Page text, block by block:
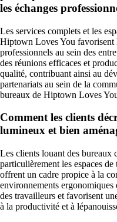
les échanges
Les services complets et les
Hiptown Loves You favorisent
professionnels au sein des
des réunions efficaces et
qualité, contribuant ainsi au
partenariats au sein de la
bureaux de Hiptown Loves
Comment les clients
lumineux et bien
Les clients louant des
particulièrement les espaces
offrent un cadre propice à la
environnements
des travailleurs et favorisent
à la productivité et à